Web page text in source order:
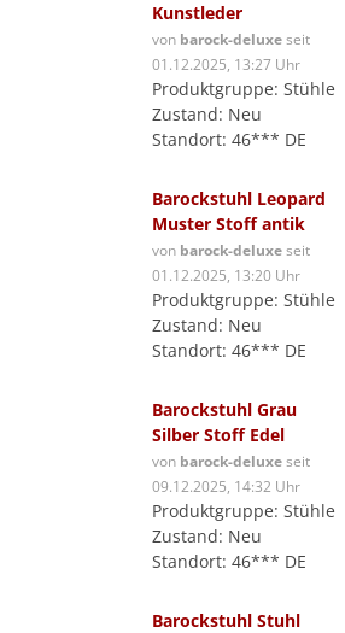
Kunstleder
von barock-deluxeseit
01.12.2025, 13:27 Uhr
Produktgruppe: Stühle
Zustand: Neu
Standort: 46*** DE
Barockstuhl Leopard
Muster Stoff antik
von barock-deluxeseit
01.12.2025, 13:20 Uhr
Produktgruppe: Stühle
Zustand: Neu
Standort: 46*** DE
Barockstuhl Grau
Silber Stoff Edel
von barock-deluxeseit
09.12.2025, 14:32 Uhr
Produktgruppe: Stühle
Zustand: Neu
Standort: 46*** DE
Barockstuhl Stuhl